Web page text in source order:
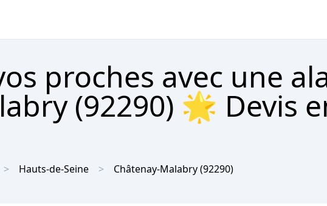
proches avec une
(92290) 🌟 Devis
Hauts-de-Seine Châtenay-Malabry(92290)